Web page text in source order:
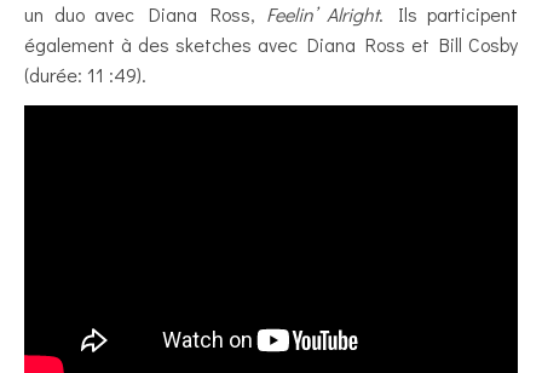
un duo avec Diana Ross, Feelin’ Alright. Ils participent
également à des sketches avec Diana Ross et Bill Cosby
(durée: 11 :49).